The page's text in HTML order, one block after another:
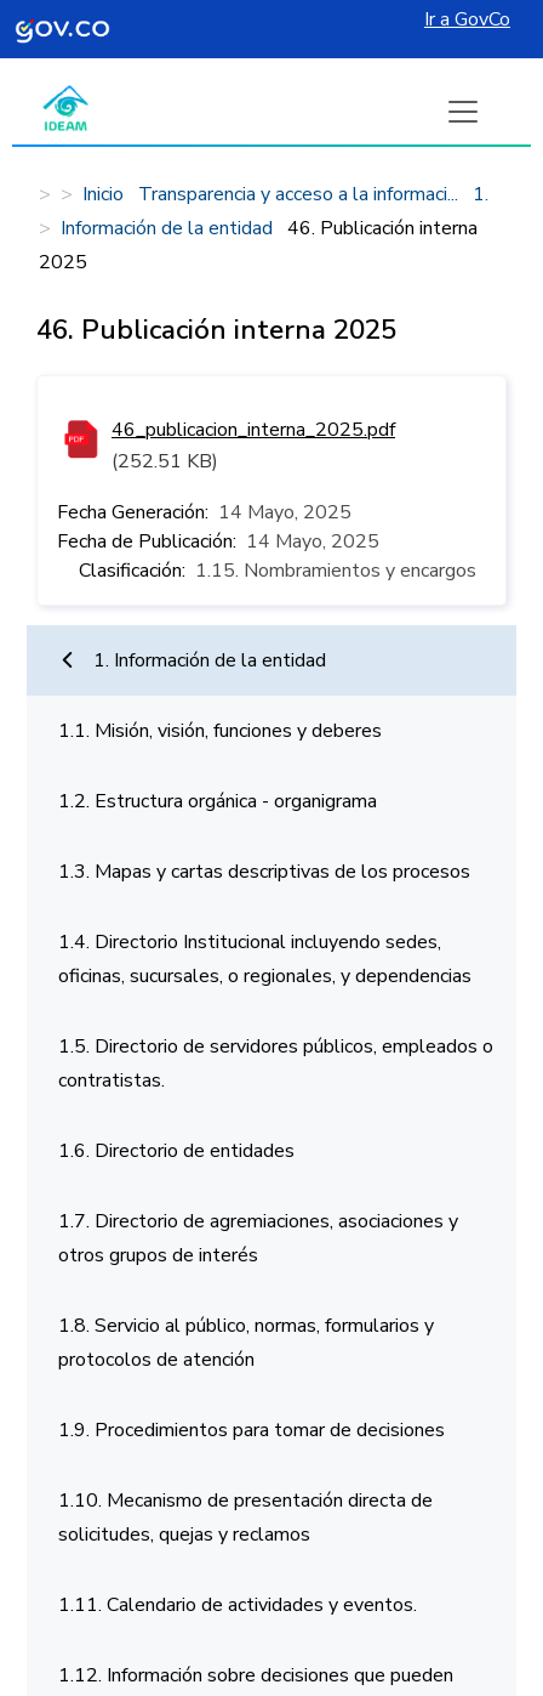
Pasar al contenido principal Ir a GovCo
Inicio Transparencia y acceso a la informaci...
1.
Información de la entidad 46. Publicación interna
2025
1. Información de la entidad
1.1. Misión, visión, funciones y deberes
1.2. Estructura orgánica - organigrama
1.3. Mapas y cartas descriptivas de los procesos
1.4. Directorio Institucional incluyendo sedes,
oficinas, sucursales, o regionales, y dependencias
1.5. Directorio de servidores públicos, empleados o
contratistas.
1.6. Directorio de entidades
1.7. Directorio de agremiaciones, asociaciones y
otros grupos de interés
1.8. Servicio al público, normas, formularios y
protocolos de atención
1.9. Procedimientos para tomar de decisiones
1.10. Mecanismo de presentación directa de
solicitudes, quejas y reclamos
1.11. Calendario de actividades y eventos.
1.12. Información sobre decisiones que pueden
46. Publicación interna 2025
46_publicacion_interna_2025.pdf
(252.51 KB)
Fecha Generación
14 Mayo, 2025
Fecha de Publicación
14 Mayo, 2025
Clasificación
1.15. Nombramientos y encargos